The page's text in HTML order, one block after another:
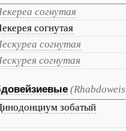
согнутая
согнутая
согнутая
согнутая
зобатый